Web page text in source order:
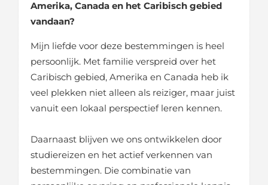
Amerika, Canada en het Caribisch gebied
vandaan?
Mijn liefde voor deze bestemmingen is heel
persoonlijk. Met familie verspreid over het
Caribisch gebied, Amerika en Canada heb ik
veel plekken niet alleen als reiziger, maar juist
vanuit een lokaal perspectief leren kennen.
Daarnaast blijven we ons ontwikkelen door
studiereizen en het actief verkennen van
bestemmingen. Die combinatie van